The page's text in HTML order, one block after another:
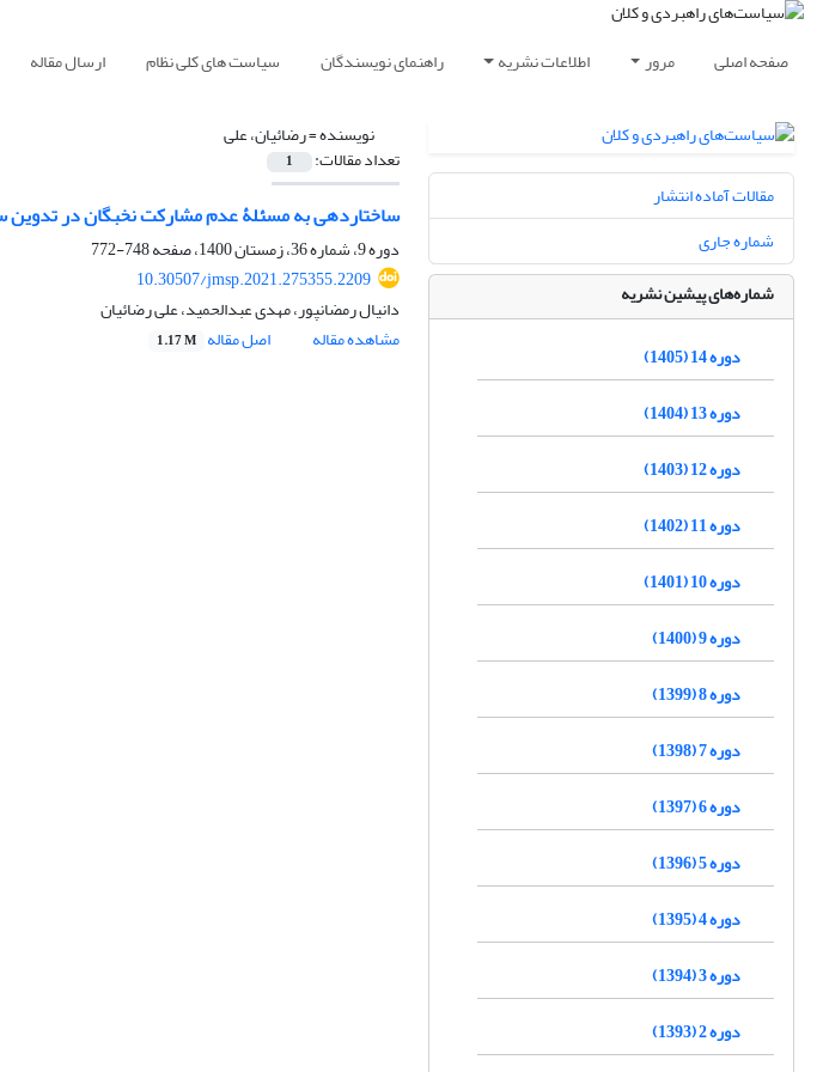
صفحه اصلی مرور اطلاعات نشریه راهنمای نویسندگان سیاست های کلی نظام ارسال مقاله
نویسنده =رضائیان، علی
تعداد مقالات: 1
ساختاردهی به مسئلۀ عدم مشارکت نخبگان در تدوین
دوره 9، شماره 36، زمستان 1400، صفحه
748-772
10.30507/jmsp.2021.275355.2209
دانیال رمضانپور، مهدی عبدالحمید، علی رضائیان
مشاهده مقاله
اصل مقاله 1.17 M
مقالات آماده انتشار
شماره جاری
شماره‌های پیشین نشریه
دوره 14 (1405)
دوره 13 (1404)
دوره 12 (1403)
دوره 11 (1402)
دوره 10 (1401)
دوره 9 (1400)
دوره 8 (1399)
دوره 7 (1398)
دوره 6 (1397)
دوره 5 (1396)
دوره 4 (1395)
دوره 3 (1394)
دوره 2 (1393)